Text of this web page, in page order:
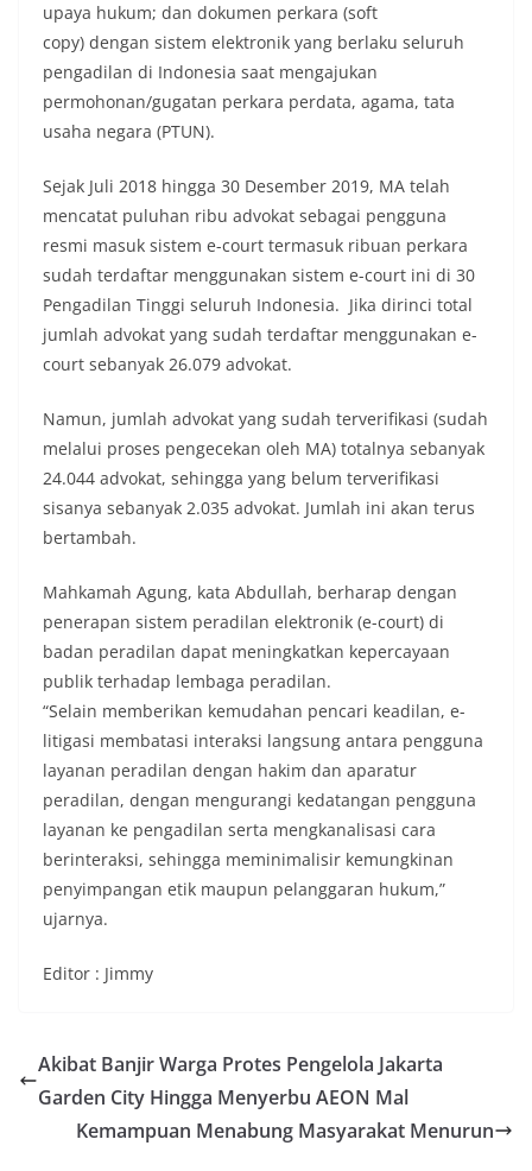
upaya hukum; dan dokumen perkara (soft
copy) dengan sistem elektronik yang berlaku seluruh
pengadilan di Indonesia saat mengajukan
permohonan/gugatan perkara perdata, agama, tata
usaha negara (PTUN).
Sejak Juli 2018 hingga 30 Desember 2019, MA telah
mencatat puluhan ribu advokat sebagai pengguna
resmi masuk sistem e-court termasuk ribuan perkara
sudah terdaftar menggunakan sistem e-court ini di 30
Pengadilan Tinggi seluruh Indonesia. Jika dirinci total
jumlah advokat yang sudah terdaftar menggunakan e-
court sebanyak 26.079 advokat.
Namun, jumlah advokat yang sudah terverifikasi (sudah
melalui proses pengecekan oleh MA) totalnya sebanyak
24.044 advokat, sehingga yang belum terverifikasi
sisanya sebanyak 2.035 advokat. Jumlah ini akan terus
bertambah.
Mahkamah Agung, kata Abdullah, berharap dengan
penerapan sistem peradilan elektronik (e-court) di
badan peradilan dapat meningkatkan kepercayaan
publik terhadap lembaga peradilan.
“Selain memberikan kemudahan pencari keadilan, e-
litigasi membatasi interaksi langsung antara pengguna
layanan peradilan dengan hakim dan aparatur
peradilan, dengan mengurangi kedatangan pengguna
layanan ke pengadilan serta mengkanalisasi cara
berinteraksi, sehingga meminimalisir kemungkinan
penyimpangan etik maupun pelanggaran hukum,”
ujarnya.
Editor : Jimmy
Akibat Banjir Warga Protes Pengelola Jakarta
Garden City Hingga Menyerbu AEON Mal
Kemampuan Menabung Masyarakat Menurun